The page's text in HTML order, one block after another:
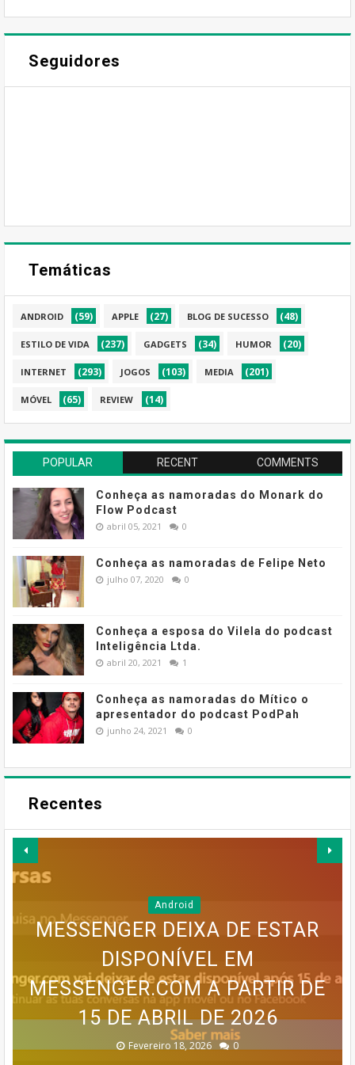
Seguidores
Temáticas
ANDROID (59) APPLE (27) BLOG DE SUCESSO (48)
ESTILO DE VIDA (237) GADGETS (34) HUMOR (20)
INTERNET (293) JOGOS (103) MEDIA (201)
MÓVEL (65) REVIEW (14)
POPULAR RECENT COMMENTS
Conheça as namoradas do Monark do
Flow Podcast
abril 05, 2021 0
Conheça as namoradas de Felipe Neto
julho 07, 2020 0
Conheça a esposa do Vilela do podcast
Inteligência Ltda.
abril 20, 2021 1
Conheça as namoradas do Mítico o
apresentador do podcast PodPah
junho 24, 2021 0
Recentes
GOOGLE EARTH PRO VAI
DESAPARECER: GOOGLE
CONFIRMA DESCONTINUAÇÃO
Julho 27, 2026 0
Android
MESSENGER DEIXA DE ESTAR
DISPONÍVEL EM
MESSENGER.COM A PARTIR DE
15 DE ABRIL DE 2026
Fevereiro 18, 2026 0
SERVIÇO MEO CLOUD VAI SER
DESCONTINUADO!
Janeiro 19, 2026 0
MAPA MENTAL PARA UM BLOG
DE SUCESSO
Dezembro 30, 2025 0
INFOGRÁFICO PARA UM BLOG
DE SUCESSO
Dezembro 30, 2025 0